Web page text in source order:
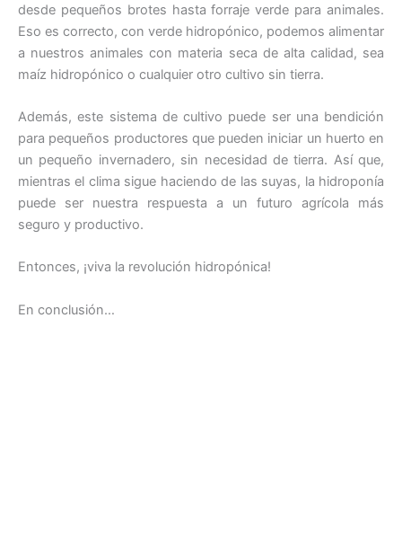
desde pequeños brotes hasta forraje verde para animales.
Eso es correcto, con verde hidropónico, podemos alimentar
a nuestros animales con materia seca de alta calidad, sea
maíz hidropónico o cualquier otro cultivo sin tierra.
Además, este sistema de cultivo puede ser una bendición
para pequeños productores que pueden iniciar un huerto en
un pequeño invernadero, sin necesidad de tierra. Así que,
mientras el clima sigue haciendo de las suyas, la hidroponía
puede ser nuestra respuesta a un futuro agrícola más
seguro y productivo.
Entonces, ¡viva la revolución hidropónica!
En conclusión…